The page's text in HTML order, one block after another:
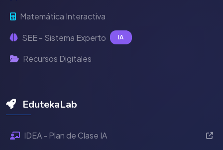
Matemática Interactiva
SEE - Sistema Experto IA
Recursos Digitales
EdutekaLab
IDEA - Plan de Clase IA